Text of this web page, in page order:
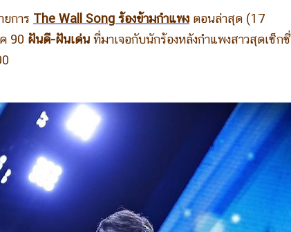
ยการ The Wall Song ร้องข้ามกำแพง ตอนล่าสุด (17
90 ฝันดี-ฝันเด่น ที่มาเจอกับนักร้องหลังกำแพงสาวสุดเซ็ก